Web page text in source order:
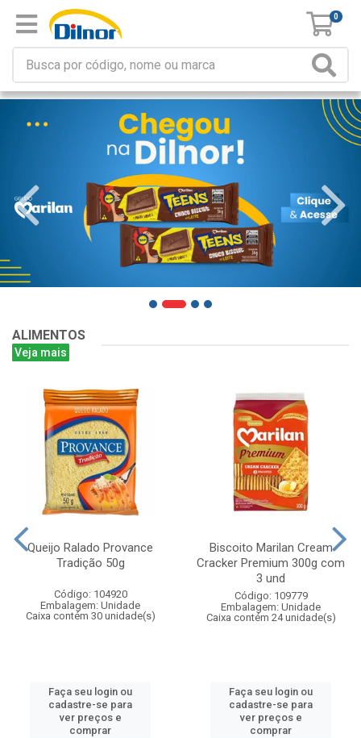
0
ALIMENTOS
Veja mais
Queijo Ralado Provance
Tradição 50g
Código: 104920
Embalagem: Unidade
Caixa contém 30 unidade(s)
Faça seu login ou
cadastre-se para
ver preços e
comprar
Biscoito Marilan Cream
Cracker Premium 300g com
3 und
Código: 109779
Embalagem: Unidade
Caixa contém 24 unidade(s)
Faça seu login ou
cadastre-se para
ver preços e
comprar